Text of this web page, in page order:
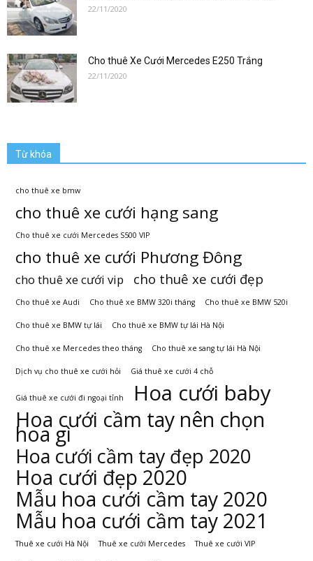
22/11/2020
Cho thuê Xe Cưới Mercedes E250 Trắng
22/11/2020
Từ khóa
cho thuê xe bmw
cho thuê xe cưới hạng sang
Cho thuê xe cưới Mercedes S500 VIP
cho thuê xe cưới Phương Đông
cho thuê xe cưới vip cho thuê xe cưới đẹp
Cho thuê xe Audi Cho thuê xe BMW 320i tháng Cho thuê xe BMW 520i
Cho thuê xe BMW tự lái Cho thuê xe BMW tự lái Hà Nội
Cho thuê xe Mercedes theo tháng Cho thuê xe sang tự lái Hà Nội
Dịch vụ cho thuê xe cưới hỏi Giá thuê xe cưới 4 chỗ
Giá thuê xe cưới đi ngoại tỉnh Hoa cưới baby
Hoa cưới cầm tay nên chọn
hoa gì
Hoa cưới cầm tay đẹp 2020
Hoa cưới đẹp 2020
Mẫu hoa cưới cầm tay 2020
Mẫu hoa cưới cầm tay 2021
Thuê xe cưới Hà Nội Thuê xe cưới Mercedes Thuê xe cưới VIP